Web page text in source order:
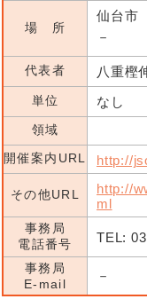
場 所
仙台市
－
代表者 八重樫
単位 なし
領域
開催案内URL
http://
その他URL
http://
ml
事務局
電話番号
TEL:
事務局
E-mail
－